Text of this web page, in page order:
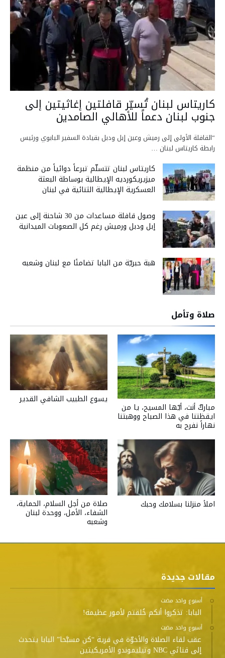
كاريتاس لبنان تُسيّر قافلتين إغاثيتين إلى
جنوب لبنان دعماً للأهالي الصامدين
“القافلة الأولى إلى رميش وعين إبل ودبل بقيادة السفير البابوي ورئيس
رابطة كاريتاس لبنان …
كاريتاس لبنان تتسلّم تبرعاً دوائياً من منظمة
ميزيريكورديه الإيطالية بوساطة البعثة
العسكرية الإيطالية الثنائية في لبنان
وصول قافلة مساعدات من 30 شاحنة إلى عين
إبل ودبل ورميش رغم كل الصعوبات الميدانية
هبة حبريّة من البابا تضامنًا مع لبنان وشعبه
صلاة وتأمل
يسوع الطبيب الشافي القدير
مباركٌ أنت، أيّها المسيح، يا من
ايقظتنا في هذا الصباح ووهبتنا
نهاراً نفرح به
صلاة من أجل السلام، الحماية،
الشفاء، الأمل، ووحدة لبنان
وشعبه
املأ منزلنا بسلامك وحبك
مقالات جديدة
‫‫‫‏‫أسبوع واحد مضت‬
البابا: تذكروا أنكم خُلقتم لأمور عظيمة!
‫‫‫‏‫أسبوع واحد مضت‬
عقب لقاء الصلاة والأخوّة في قرية “كن مسبَّحا” البابا يتحدث
إلى قناتَي NBC وتيليموندو الأمريكيتين